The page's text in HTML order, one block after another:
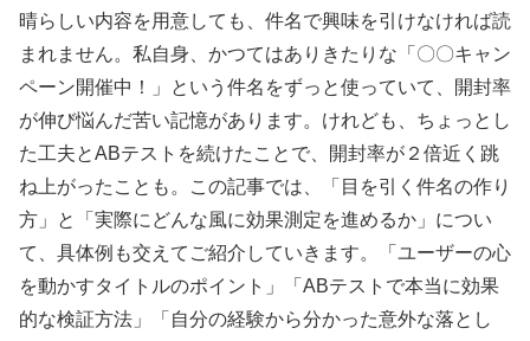
晴らしい内容を用意しても、件名で興味を引けなければ読
まれません。私自身、かつてはありきたりな「〇〇キャン
ペーン開催中！」という件名をずっと使っていて、開封率
が伸び悩んだ苦い記憶があります。けれども、ちょっとし
た工夫とABテストを続けたことで、開封率が２倍近く跳
ね上がったことも。この記事では、「目を引く件名の作り
方」と「実際にどんな風に効果測定を進めるか」につい
て、具体例も交えてご紹介していきます。「ユーザーの心
を動かすタイトルのポイント」「ABテストで本当に効果
的な検証方法」「自分の経験から分かった意外な落とし